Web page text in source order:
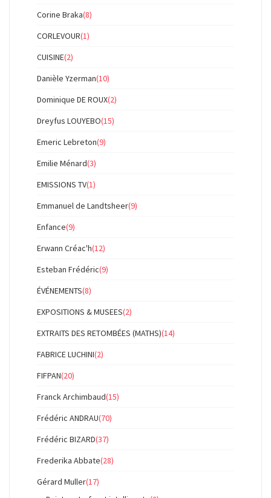
Corine Braka(8)
CORLEVOUR(1)
CUISINE(2)
Danièle Yzerman(10)
Dominique DE ROUX(2)
Dreyfus LOUYEBO(15)
Emeric Lebreton(9)
Emilie Ménard(3)
EMISSIONS TV(1)
Emmanuel de Landtsheer(9)
Enfance(9)
Erwann Créac'h(12)
Esteban Frédéric(9)
ÉVÉNEMENTS(8)
EXPOSITIONS & MUSEES(2)
EXTRAITS DES RETOMBÉES (MATHS)(14)
FABRICE LUCHINI(2)
FIFPAN(20)
Franck Archimbaud(15)
Frédéric ANDRAU(70)
Frédéric BIZARD(37)
Frederika Abbate(28)
Gérard Muller(17)